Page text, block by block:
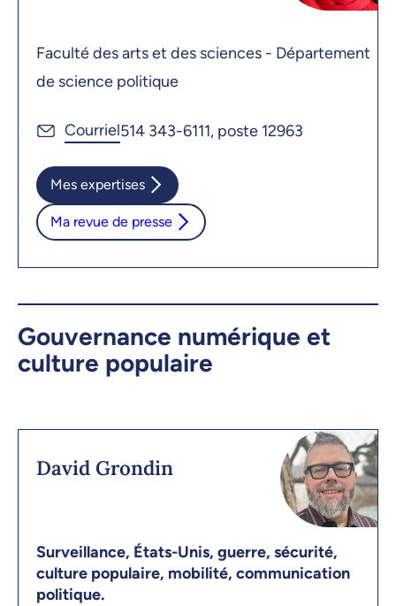
Faculté des arts et des sciences - Département
de science politique
514 343-6111, poste 12963
Mes expertises
Ma revue de presse
Gouvernance numérique et
culture populaire
David Grondin
Surveillance, États-Unis, guerre, sécurité,
culture populaire, mobilité, communication
politique.